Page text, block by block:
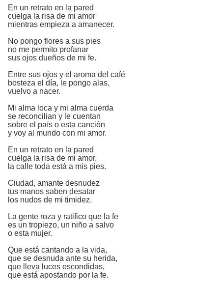
En un retrato en la pared
cuelga la risa de mi amor
mientras empieza a amanecer.
No pongo flores a sus pies
no me permito profanar
sus ojos dueños de mi fe.
Entre sus ojos y el aroma del café
bosteza el día, le pongo alas,
vuelvo a nacer.
Mi alma loca y mi alma cuerda
se reconcilian y le cuentan
sobre el país o esta canción
y voy al mundo con mi amor.
En un retrato en la pared
cuelga la risa de mi amor,
la calle toda está a mis pies.
Ciudad, amante desnudez
tus manos saben desatar
los nudos de mi timidez.
La gente roza y ratifico que la fe
es un tropiezo, un niño a salvo
o esta mujer.
Que está cantando a la vida,
que se desnuda ante su herida,
que lleva luces escondidas,
que está apostando por la fe.